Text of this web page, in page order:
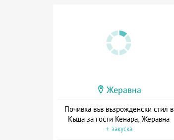
Жеравна
Почивка във възрожденски стил в
Къща за гости Кенара, Жеравна
+ закуска